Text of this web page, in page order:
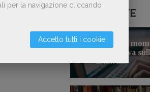
per la navigazione cliccando
Accetto tutti i cookie
delle
LE PIÙ LETTE
1
Forse è il
prospettiva
artificiale